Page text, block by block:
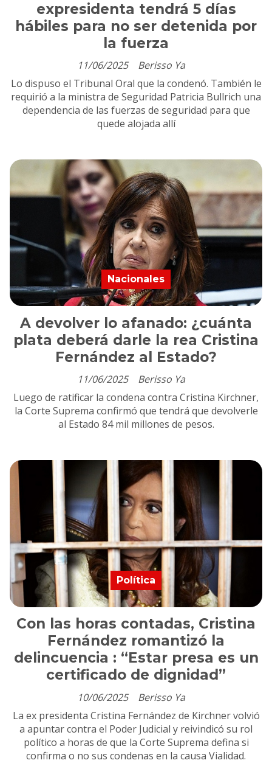
expresidenta tendrá 5 días
hábiles para no ser detenida por
la fuerza
Berisso Ya
11/06/2025
Lo dispuso el Tribunal Oral que la condenó. También le
requirió a la ministra de Seguridad Patricia Bullrich una
dependencia de las fuerzas de seguridad para que
quede alojada allí
A devolver lo afanado: ¿cuánta
plata deberá darle la rea Cristina
Fernández al Estado?
Berisso Ya
Nacionales
11/06/2025
Luego de ratificar la condena contra Cristina Kirchner,
la Corte Suprema confirmó que tendrá que devolverle
al Estado 84 mil millones de pesos.
Con las horas contadas, Cristina
Fernández romantizó la
delincuencia : “Estar presa es un
certificado de dignidad”
Berisso Ya
Política
10/06/2025
La ex presidenta Cristina Fernández de Kirchner volvió
a apuntar contra el Poder Judicial y reivindicó su rol
político a horas de que la Corte Suprema defina si
confirma o no sus condenas en la causa Vialidad.